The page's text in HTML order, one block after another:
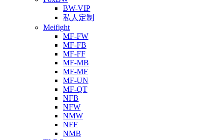
BW-VIP
私人定制
Meifight
MF-FW
MF-FB
MF-FF
MF-MB
MF-MF
MF-UN
MF-QT
NFB
NFW
NMW
NFF
NMB